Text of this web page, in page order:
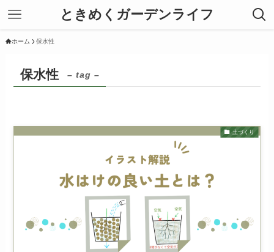
ときめくガーデンライフ
ホーム 保水性
保水性 – tag –
土づくり